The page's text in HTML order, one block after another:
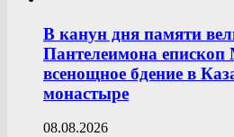
В канун дня памяти
Пантелеимона
всенощное бдение в
монастыре
08.08.2026